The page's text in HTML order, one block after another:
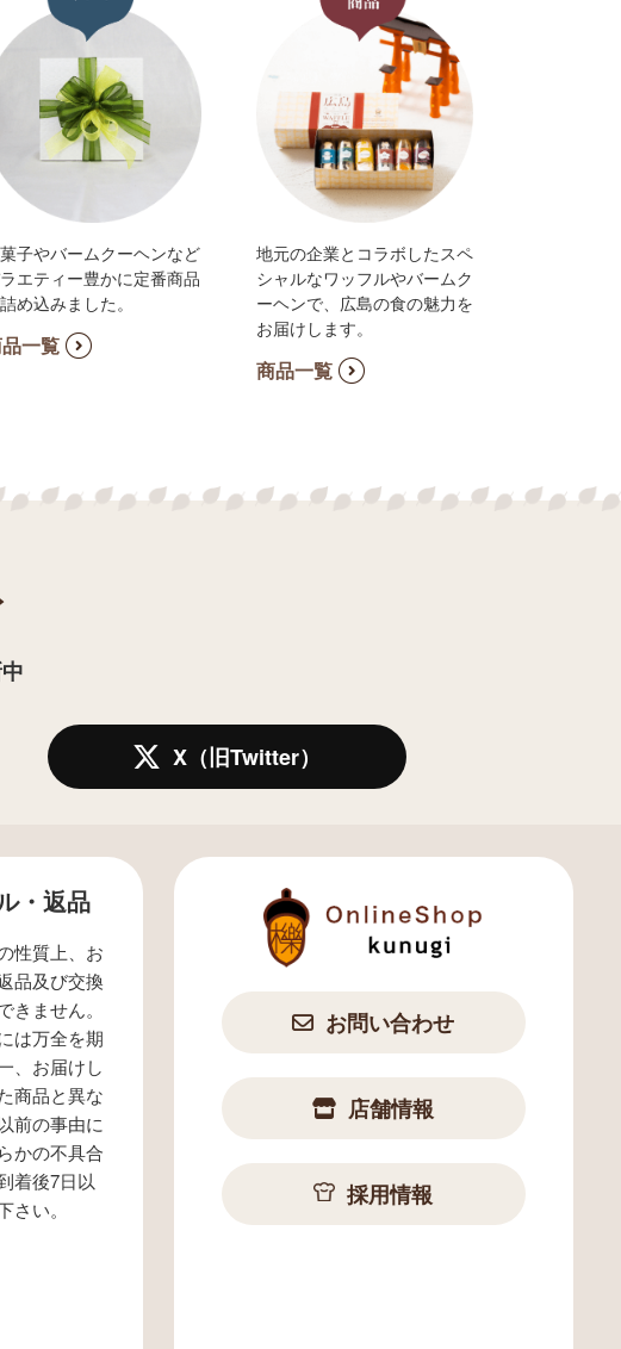
子やバームクーヘンなど
エティー豊かに定番商品
め込みました。
一覧
地元の企業とコラボしたスペ
シャルなワッフルやバームク
ーヘンで、広島の食の魅力を
お届けします。
商品一覧
X（旧Twitter）
・返品
性質上、お
品及び交換
きません。
は万全を期
、お届けし
商品と異な
前の事由に
かの不具合
着後7日以
い。
お問い合わせ
店舗情報
採用情報